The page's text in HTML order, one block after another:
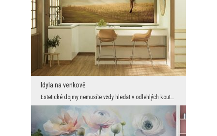
Idyla na venkově
Estetické dojmy nemusíte vždy hledat v odlehlých koutech světa. Někdy stojí za to vyrazit za měst...